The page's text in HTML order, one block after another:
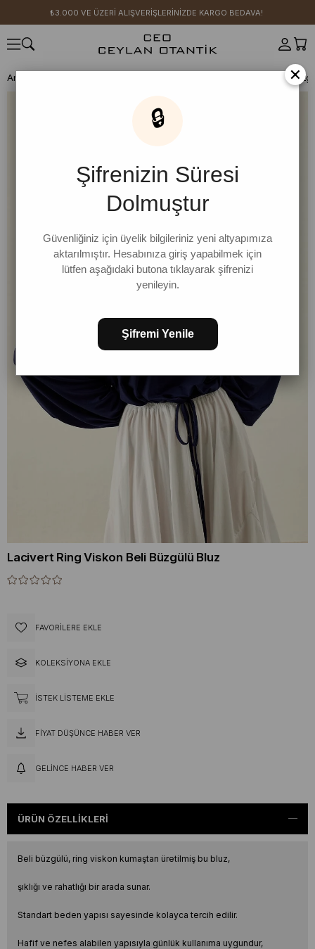
₺3.000 VE ÜZERİ ALIŞVERİŞLERİNİZDE KARGO BEDAVA!
Anasayfa Lacivert Ring Viskon Beli
Lacivert Ring Viskon Beli Büzgülü Bluz
FAVORILERE EKLE
KOLEKSIYONA EKLE
İSTEK LISTEME EKLE
FIYAT DÜŞÜNCE HABER VER
GELINCE HABER VER
ÜRÜN ÖZELLIKLERI
Beli büzgülü, ring viskon kumaştan üretilmiş bu bluz,
şıklığı ve rahatlığı bir arada sunar.
Standart beden yapısı sayesinde kolayca tercih edilir.
Hafif ve nefes alabilen yapısıyla günlük kullanıma uygundur,
×
🔒
Şifrenizin Süresi
Dolmuştur
Güvenliğiniz için üyelik bilgileriniz yeni altyapımıza
aktarılmıştır. Hesabınıza giriş yapabilmek için
lütfen aşağıdaki butona tıklayarak şifrenizi
yenileyin.
Şifremi Yenile